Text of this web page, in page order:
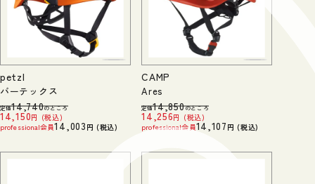
petzl
バーテックス
定価14,740のところ
14,150
税込
professional会員14,003 税込
CAMP
Ares
定価14,850のところ
14,256
税込
professional会員14,107 税込